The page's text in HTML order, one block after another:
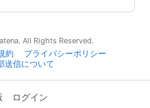
All Rights Reserved.
約
プライバシーポリシー
送信について
ログイン